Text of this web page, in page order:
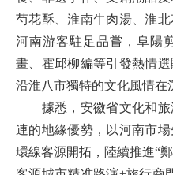
芍花酥、淮南牛肉湯、淮
河南游客駐足品嘗，阜陽
畫、霍邱柳編等引發熱情
沿淮八市獨特的文化風情在
據悉，安徽省文化和旅
連的地緣優勢，以河南市
環線客源開拓，陸續推進“